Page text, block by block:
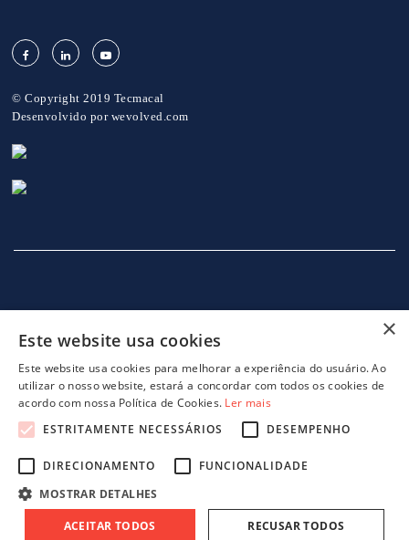
© Copyright 2019 Tecmacal
Desenvolvido por wevolved.com
INÍCIO EMPRESA SERVIÇOS
projeto 46082 - GreenShoes 4.0 projeto 38470 - ADDITIVE.PIM
×
Este website usa cookies
Este website usa cookies para melhorar a experiência do usuário. Ao
utilizar o nosso website, estará a concordar com todos os cookies de
acordo com nossa Política de Cookies. Ler mais
ESTRITAMENTE NECESSÁRIOS
DESEMPENHO
DIRECIONAMENTO
FUNCIONALIDADE
MOSTRAR DETALHES
ACEITAR TODOS RECUSAR TODOS